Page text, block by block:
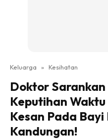
Keluarga » Kesihatan
Doktor
Keputihan
Kesan Pada
Kandungan!